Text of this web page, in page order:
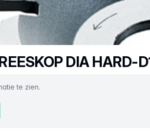
DIA HARD-
te zien.